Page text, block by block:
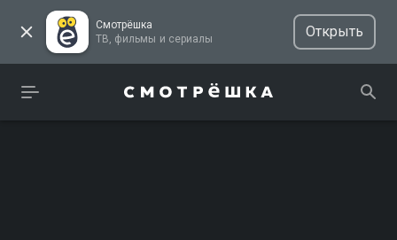
Смотрёшка
ТВ, фильмы и сериалы
Открыть